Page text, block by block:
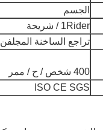
الجسم
1Rider / شريحة
تراجع الساخنة المجلفن
400 شخص / ح / ممر
ISO CE SGS